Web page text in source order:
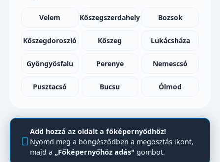
Velem Kőszegszerdahely Bozsok
Kőszegdoroszló Kőszeg Lukácsháza
Gyöngyösfalu Perenye Nemescsó
Pusztacsó Bucsu Ólmod
Add hozzá az oldalt a főképernyődhöz!
Nyomd meg a böngésződben a megosztás ikont,
majd a
„Főképernyőhöz adás" gombot.